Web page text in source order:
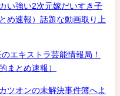
い強い2次元嫁だいすき子
め速報）話題な動画取り上
エキストラ芸能情報局！
まとめ速報）
ツオンの未解決事件簿へよ